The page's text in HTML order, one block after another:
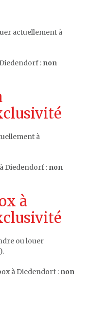
actuellement à
: non
à
Diedendorf : non
à
ou louer
à Diedendorf : non